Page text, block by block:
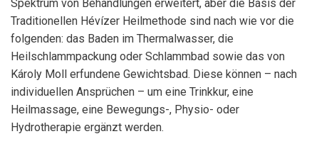
Spektrum von Behandlungen erweitert, aber die Basis der
Traditionellen Hévízer Heilmethode sind nach wie vor die
folgenden: das Baden im Thermalwasser, die
Heilschlammpackung oder Schlammbad sowie das von
Károly Moll erfundene Gewichtsbad. Diese können – nach
individuellen Ansprüchen – um eine Trinkkur, eine
Heilmassage, eine Bewegungs-, Physio- oder
Hydrotherapie ergänzt werden.